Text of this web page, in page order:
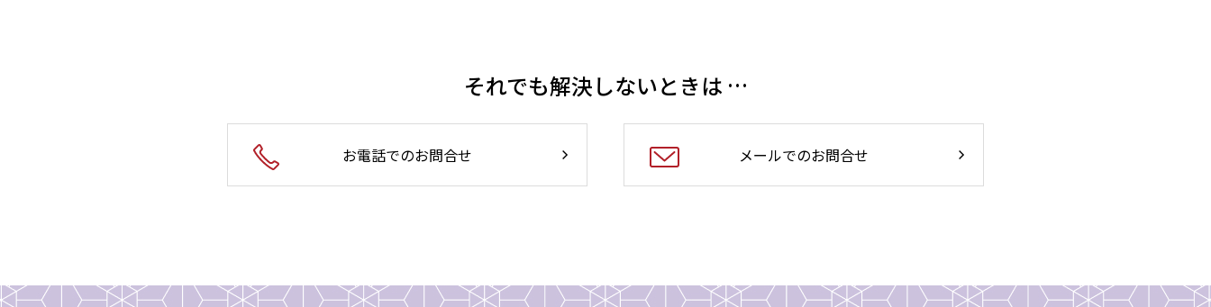
それでも解決しないときは …
お電話でのお問合せ メールでのお問合せ